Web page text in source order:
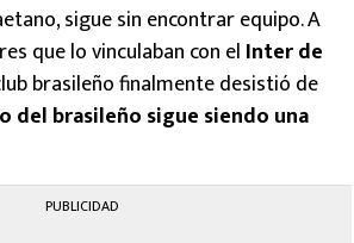
sigue sin encontrar equipo. A
que lo vinculaban con elInter de
brasileño finalmente desistió de
del brasileño sigue siendo una
PUBLICIDAD